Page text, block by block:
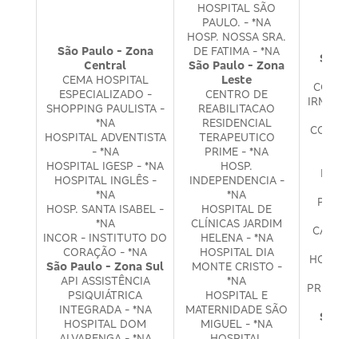
São Paulo - Zona
Central
CEMA HOSPITAL
ESPECIALIZADO -
SHOPPING PAULISTA -
*NA
HOSPITAL ADVENTISTA
- *NA
HOSPITAL IGESP - *NA
HOSPITAL INGLÊS -
*NA
HOSP. SANTA ISABEL -
*NA
INCOR - INSTITUTO DO
CORAÇÃO - *NA
São Paulo - Zona Sul
API ASSISTÊNCIA
PSIQUIÁTRICA
INTEGRADA - *NA
HOSPITAL DOM
HOSPITAL SÃO
PAULO. - *NA
HOSP. NOSSA SRA.
DE FATIMA - *NA
São Paulo - Zona
Leste
CENTRO DE
REABILITACAO
RESIDENCIAL
TERAPEUTICO
PRIME - *NA
HOSP.
INDEPENDENCIA -
*NA
HOSPITAL DE
CLÍNICAS JARDIM
HELENA - *NA
HOSPITAL DIA
MONTE CRISTO -
*NA
HOSPITAL E
MATERNIDADE SÃO
MIGUEL - *NA
São
IRMÃS
CAMILO
PREVINA
São